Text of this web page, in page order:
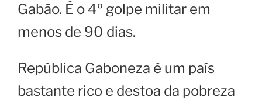
Gabão. É o 4º golpe militar em
menos de 90 dias.
República Gaboneza é um país
bastante rico e destoa da pobreza